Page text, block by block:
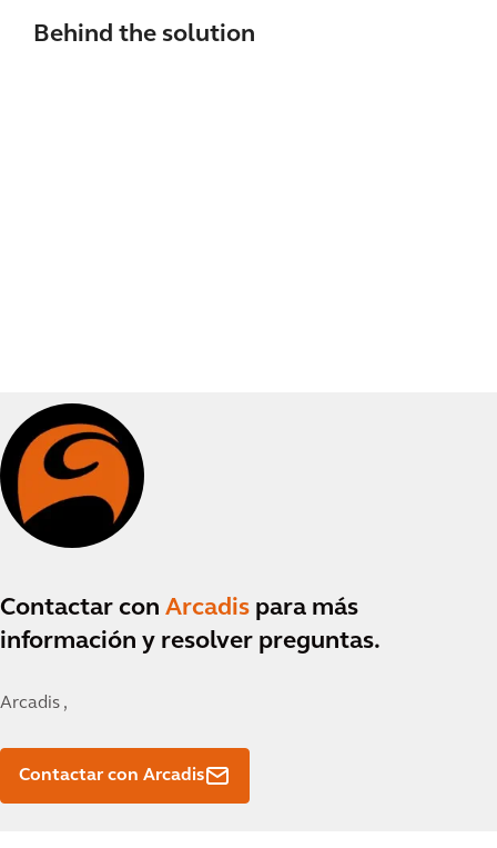
Behind the solution
Contactar con Arcadis para más
información y resolver preguntas.
Arcadis ,
Contactar con Arcadis